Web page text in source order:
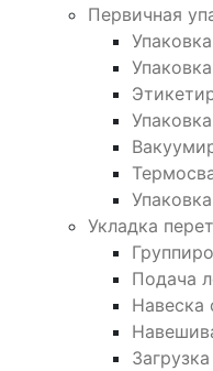
Первичная
Упаковка
Укладка
Подача
Навеска